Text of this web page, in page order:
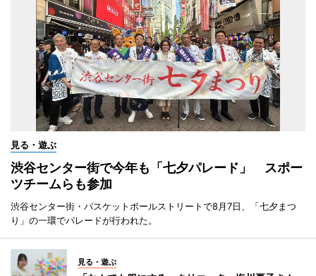
見る・遊ぶ
渋谷センター街で今年も「七夕パレード」 スポー
ツチームらも参加
渋谷センター街・バスケットボールストリートで8月7日、「七夕まつ
り」の一環でパレードが行われた。
見る・遊ぶ